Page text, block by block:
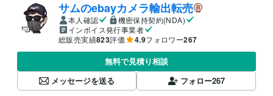
サムのebayカメラ輸出転売
本人確認
機密保持契約(NDA)
インボイス発行事業者
総販売実績823評価 4.9フォロワー267
無料で見積り相談
メッセージを送る
フォロー267